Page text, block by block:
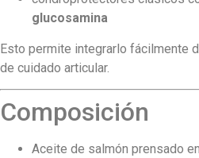
glucosamina
Esto permite integrarlo fácilmente
de cuidado articular.
Composición
Aceite de salmón prensado